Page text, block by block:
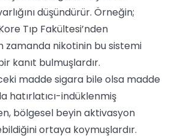
düşündürür. Örneğin;
Tıp Fakültesi’nden
zamanda nikotinin bu sistemi
kanıt bulmuşlardır.
madde sigara bile olsa madde
hatırlatıcı-indüklenmiş
bölgesel beyin aktivasyon
ortaya koymuşlardır.